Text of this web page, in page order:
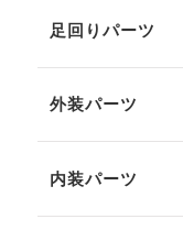
足回りパーツ
外装パーツ
内装パーツ